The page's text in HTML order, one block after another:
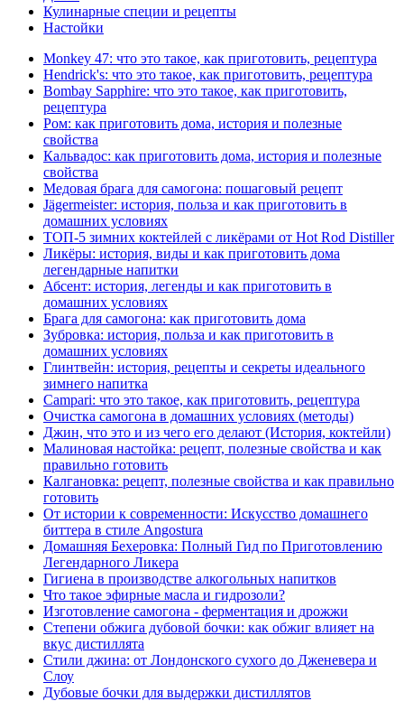
Кулинарные специи и рецепты
Настойки
Monkey 47: что это такое, как приготовить, рецептура
Hendrick's: что это такое, как приготовить, рецептура
Bombay Sapphire: что это такое, как приготовить,
рецептура
Ром: как приготовить дома, история и полезные
свойства
Кальвадос: как приготовить дома, история и полезные
свойства
Медовая брага для самогона: пошаговый рецепт
Jägermeister: история, польза и как приготовить в
домашних условиях
ТОП-5 зимних коктейлей с ликёрами от Hot Rod Distiller
Ликёры: история, виды и как приготовить дома
легендарные напитки
Абсент: история, легенды и как приготовить в
домашних условиях
Брага для самогона: как приготовить дома
Зубровка: история, польза и как приготовить в
домашних условиях
Глинтвейн: история, рецепты и секреты идеального
зимнего напитка
Campari: что это такое, как приготовить, рецептура
Очистка самогона в домашних условиях (методы)
Джин, что это и из чего его делают (История, коктейли)
Малиновая настойка: рецепт, полезные свойства и как
правильно готовить
Калгановка: рецепт, полезные свойства и как правильно
готовить
От истории к современности: Искусство домашнего
биттера в стиле Angostura
Домашняя Бехеровка: Полный Гид по Приготовлению
Легендарного Ликера
Гигиена в производстве алкогольных напитков
Что такое эфирные масла и гидрозоли?
Изготовление самогона - ферментация и дрожжи
Степени обжига дубовой бочки: как обжиг влияет на
вкус дистиллята
Стили джина: от Лондонского сухого до Дженевера и
Слоу
Дубовые бочки для выдержки дистиллятов